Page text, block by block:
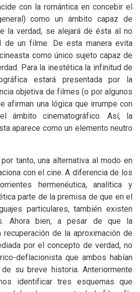
con la romántica en concebir el
como un ámbito capaz de
la verdad, se alejará de ésta al no
de un filme. De esta manera evita
como único sujeto capaz de
Para la inestética la infinitud de
estará presentada por la
objetiva de filmes (o por algunos
afirman una lógica que irrumpe con
ámbito cinematográfico. Así, la
aparece como un elemento neutro
tanto, una alternativa al modo en
con el cine. A diferencia de los
hermenéutica, analítica y
parte de la premisa de que en el
particulares, también existen
Ahora bien, a pesar de que la
recuperación de la aproximación de
por el concepto de verdad, no
deflacionista que ambos habían
su breve historia. Anteriormente
identificar tres esquemas que